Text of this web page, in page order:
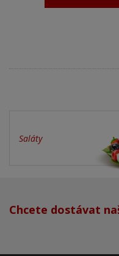
Saláty
Chcete dostávat